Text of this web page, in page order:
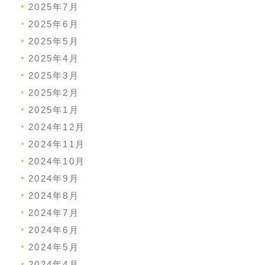
2025年7月
2025年6月
2025年5月
2025年4月
2025年3月
2025年2月
2025年1月
2024年12月
2024年11月
2024年10月
2024年9月
2024年8月
2024年7月
2024年6月
2024年5月